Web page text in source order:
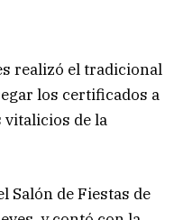
realizó el tradicional
los certificados a
vitalicios de la
Salón de Fiestas de